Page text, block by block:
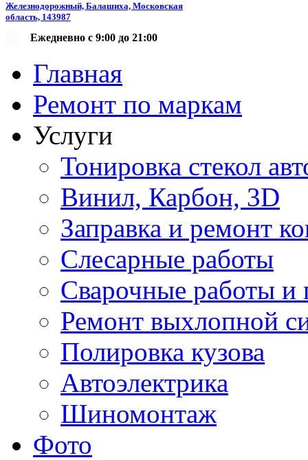
Железнодорожный, Балашиха, Московская
область, 143987
Ежедневно с 9:00 до 21:00
Главная
Ремонт по маркам
Услуги
Тонировка стекол
Винил, Карбон, 3D
Заправка и ремонт
Слесарные работы
Сварочные работы и
Ремонт выхлопной
Полировка кузова
Автоэлектрика
Шиномонтаж
Фото